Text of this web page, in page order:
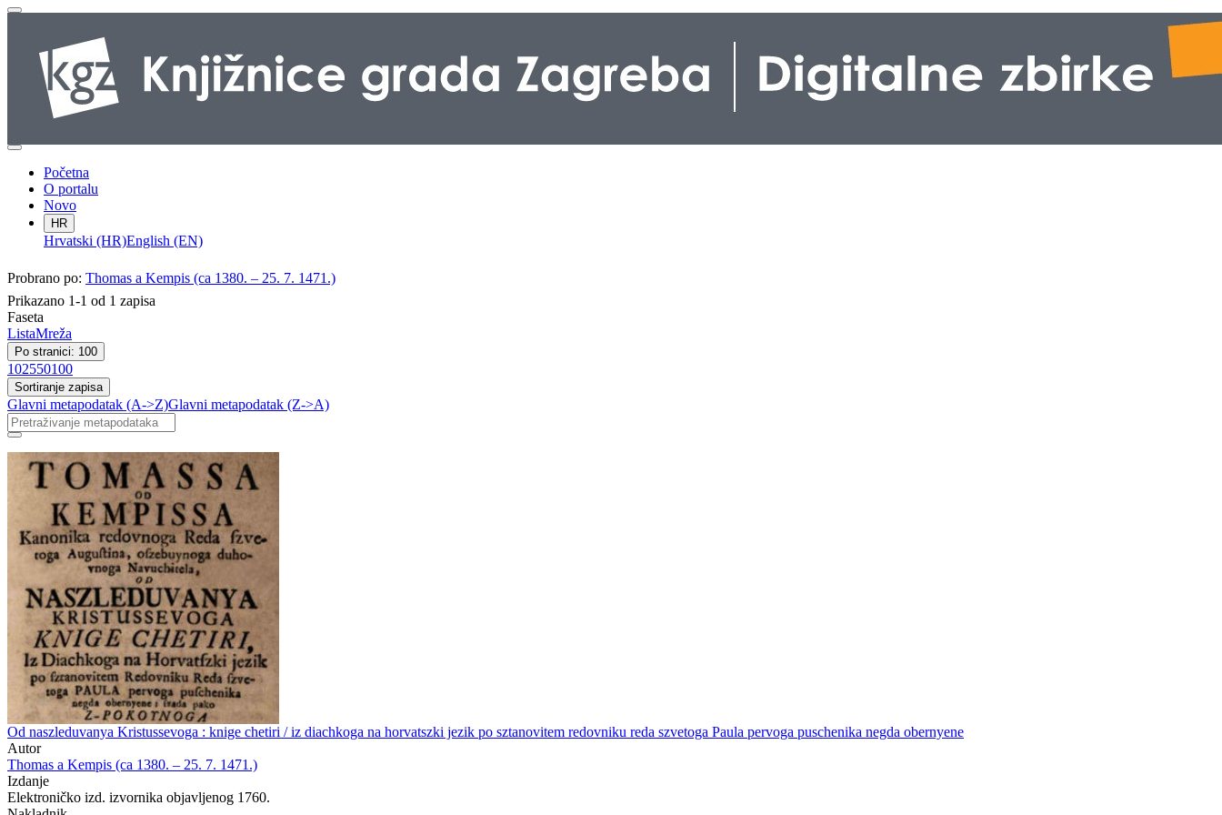
Početna
O portalu
Novo
HR
Hrvatski (HR)English (EN)
Probrano po: Thomas a Kempis (ca 1380. – 25. 7. 1471.)
Prikazano 1-1 od 1 zapisa
Faseta
ListaMreža
Po stranici: 100
102550100
Sortiranje zapisa
Glavni metapodatak (A->Z)Glavni metapodatak (Z->A)
Od naszleduvanya Kristussevoga : knige chetiri / iz diachkoga na horvatszki jezik po sztanovitem redovniku reda szvetoga Paula pervoga puschenika negda obernyene
Autor
Thomas a Kempis (ca 1380. – 25. 7. 1471.)
Izdanje
Elektroničko izd. izvornika objavljenog 1760.